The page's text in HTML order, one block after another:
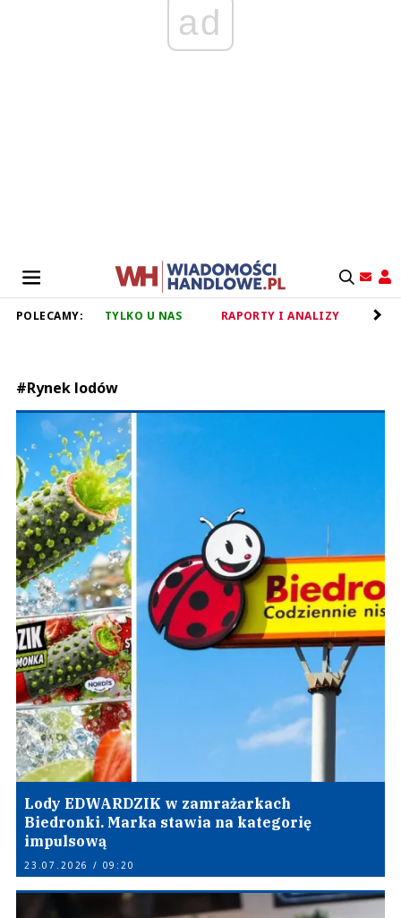
ad
POLECAMY: TYLKO U NAS RAPORTY I ANALIZY
#Rynek lodów
Lody EDWARDZIK w zamrażarkach
Biedronki. Marka stawia na kategorię
impulsową
23.07.2026 / 09:20